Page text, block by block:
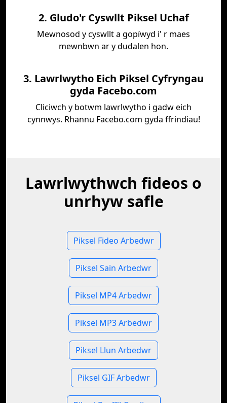
2. Gludo'r Cyswllt Piksel Uchaf
Mewnosod y cyswllt a gopïwyd i' r maes
mewnbwn ar y dudalen hon.
3. Lawrlwytho Eich Piksel Cyfryngau
gyda Facebo.com
Cliciwch y botwm lawrlwytho i gadw eich
cynnwys. Rhannu Facebo.com gyda ffrindiau!
Lawrlwythwch fideos o
unrhyw safle
Piksel Fideo Arbedwr
Piksel Sain Arbedwr
Piksel MP4 Arbedwr
Piksel MP3 Arbedwr
Piksel Llun Arbedwr
Piksel GIF Arbedwr